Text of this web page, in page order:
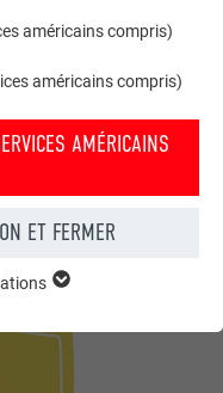
les nombreux
la protection
les abergements. Il
américains compris)
américains compris)
AMÉRICAINS
ET FERMER
que le site